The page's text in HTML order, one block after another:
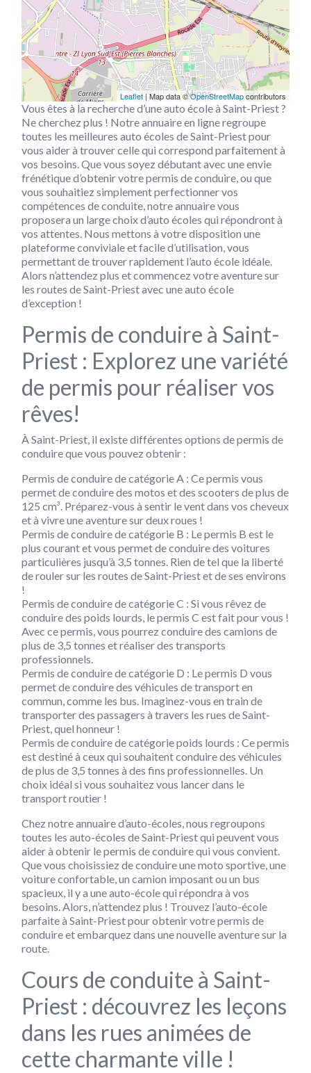
Leaflet | Map data ©OpenStreetMapcontributors
Vous êtes à la recherche d’une auto école à Saint-Priest ?
Ne cherchez plus ! Notre annuaire en ligne regroupe
toutes les meilleures auto écoles de Saint-Priest pour
vous aider à trouver celle qui correspond parfaitement à
vos besoins. Que vous soyez débutant avec une envie
frénétique d’obtenir votre permis de conduire, ou que
vous souhaitiez simplement perfectionner vos
compétences de conduite, notre annuaire vous
proposera un large choix d’auto écoles qui répondront à
vos attentes. Nous mettons à votre disposition une
plateforme conviviale et facile d’utilisation, vous
permettant de trouver rapidement l’auto école idéale.
Alors n’attendez plus et commencez votre aventure sur
les routes de Saint-Priest avec une auto école
d’exception !
Permis de conduire à Saint-
Priest : Explorez une variété
de permis pour réaliser vos
rêves!
À Saint-Priest, il existe différentes options de permis de
conduire que vous pouvez obtenir :
Permis de conduire de catégorie A : Ce permis vous
permet de conduire des motos et des scooters de plus de
125 cm³. Préparez-vous à sentir le vent dans vos cheveux
et à vivre une aventure sur deux roues !
Permis de conduire de catégorie B : Le permis B est le
plus courant et vous permet de conduire des voitures
particulières jusqu’à 3,5 tonnes. Rien de tel que la liberté
de rouler sur les routes de Saint-Priest et de ses environs
!
Permis de conduire de catégorie C : Si vous rêvez de
conduire des poids lourds, le permis C est fait pour vous !
Avec ce permis, vous pourrez conduire des camions de
plus de 3,5 tonnes et réaliser des transports
professionnels.
Permis de conduire de catégorie D : Le permis D vous
permet de conduire des véhicules de transport en
commun, comme les bus. Imaginez-vous en train de
transporter des passagers à travers les rues de Saint-
Priest, quel honneur !
Permis de conduire de catégorie poids lourds : Ce permis
est destiné à ceux qui souhaitent conduire des véhicules
de plus de 3,5 tonnes à des fins professionnelles. Un
choix idéal si vous souhaitez vous lancer dans le
transport routier !
Chez notre annuaire d’auto-écoles, nous regroupons
toutes les auto-écoles de Saint-Priest qui peuvent vous
aider à obtenir le permis de conduire qui vous convient.
Que vous choisissiez de conduire une moto sportive, une
voiture confortable, un camion imposant ou un bus
spacieux, il y a une auto-école qui répondra à vos
besoins. Alors, n’attendez plus ! Trouvez l’auto-école
parfaite à Saint-Priest pour obtenir votre permis de
conduire et embarquez dans une nouvelle aventure sur la
route.
Cours de conduite à Saint-
Priest : découvrez les leçons
dans les rues animées de
cette charmante ville !